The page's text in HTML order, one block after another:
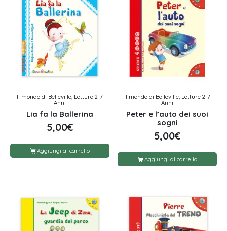
Il mondo di Belleville, Letture 2-7
Anni
Lia fa la Ballerina
5,00€
Aggiungi al carrello
Il mondo di Belleville, Letture 2-7
Anni
Peter e l’auto dei suoi
sogni
5,00€
Aggiungi al carrello